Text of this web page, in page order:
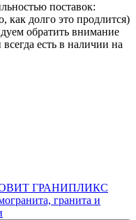
поставок:
как долго это продлится)
обратить внимание
есть в наличии на
ГРАНИПЛИКС
гранита и